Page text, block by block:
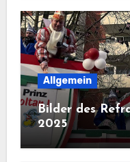
Allgemein
Bilder des
2025